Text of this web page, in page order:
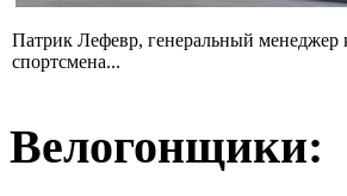
Патрик Лефевр, генеральный менеджер
спортсмена...
Велогонщики: